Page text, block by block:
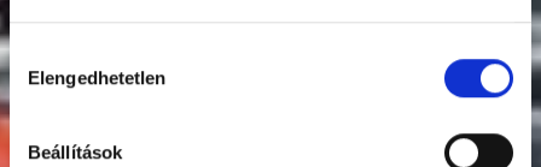
Hozzájárulás
kiválasztása
Elengedhetetlen
Beállítások